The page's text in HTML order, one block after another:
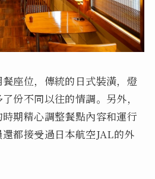
座位，傳統的日式裝潢，燈
份不同以往的情調。另外，
期精心調整餐點內容和運行
都接受過日本航空JAL的外